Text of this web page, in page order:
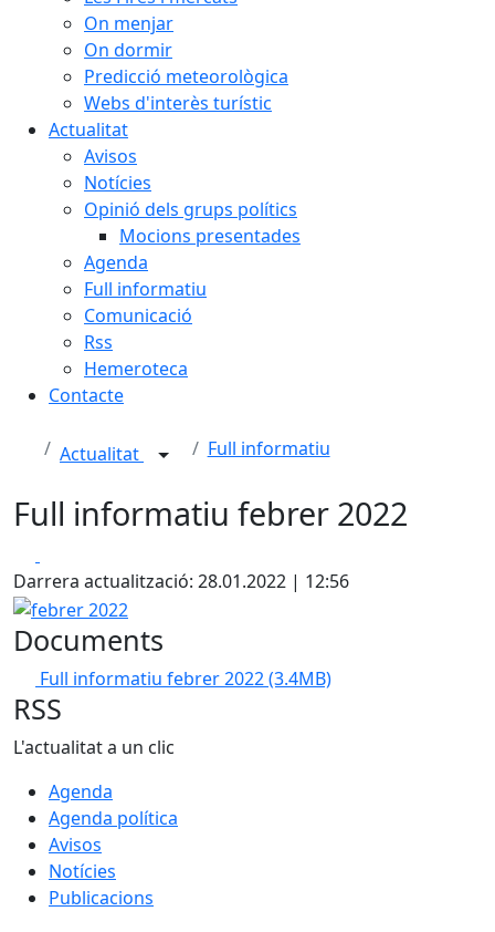
On menjar
On dormir
Predicció meteorològica
Webs d'interès turístic
Actualitat
Avisos
Notícies
Opinió dels grups polítics
Mocions presentades
Agenda
Full informatiu
Comunicació
Rss
Hemeroteca
Contacte
Actualitat Full informatiu
Full informatiu febrer 2022
Darrera actualització: 28.01.2022 | 12:56
febrer 2022
Documents
Full informatiu febrer 2022(3.4MB)
RSS
L'actualitat a un clic
Agenda
Agenda política
Avisos
Notícies
Publicacions